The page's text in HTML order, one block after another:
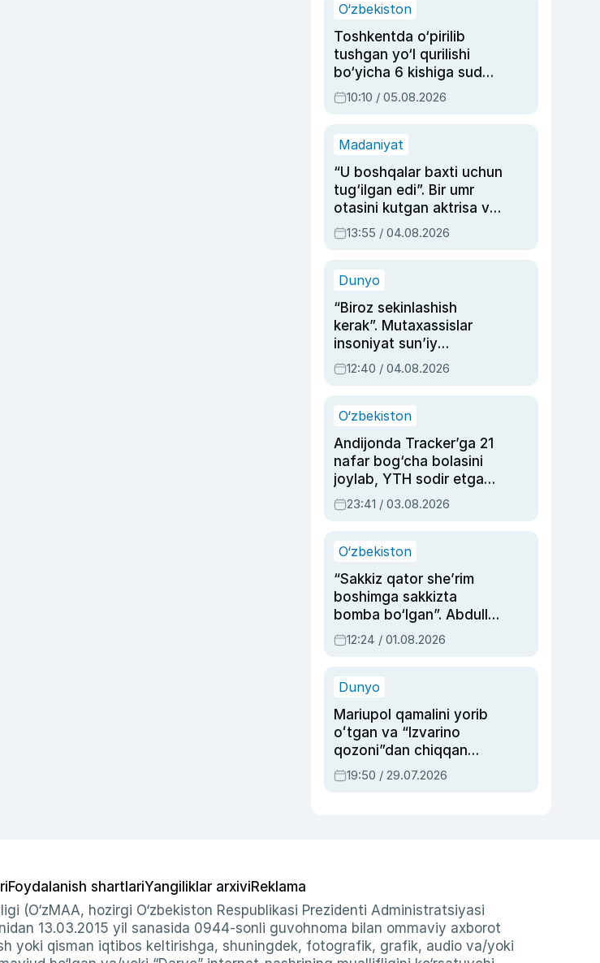
O‘zbekiston
Toshkentda o‘pirilib
tushgan yo‘l qurilishi
bo‘yicha 6 kishiga sud
hukmi o‘qildi
10:10 / 05.08.2026
Madaniyat
“U boshqalar baxti uchun
tug‘ilgan edi”. Bir umr
otasini kutgan aktrisa va
dublyaj ustasi Rimma
Ahmedovaning
13:55 / 04.08.2026
Dunyo
“Biroz sekinlashish
kerak”. Mutaxassislar
insoniyat sun’iy
intellektni boshqara
olmay qolishidan xavotir
12:40 / 04.08.2026
O‘zbekiston
Andijonda Tracker’ga 21
nafar bog‘cha bolasini
joylab, YTH sodir etgan
ayolga sud hukmi o‘qildi
23:41 / 03.08.2026
O‘zbekiston
“Sakkiz qator she’rim
boshimga sakkizta
bomba bo‘lgan”. Abdulla
Oripovni siyosiy
ayblovlardan asrab
12:24 / 01.08.2026
Dunyo
Mariupol qamalini yorib
oʻtgan va “Izvarino
qozoni”dan chiqqan
qahramon — Ukraina
armiyasi bosh
19:50 / 29.07.2026
Foydalanish shartlariYangiliklar arxiviReklama
(O‘zMAA, hozirgi O‘zbekiston Respublikasi Prezidenti Administratsiyasi
13.03.2015 yil sanasida 0944-sonli guvohnoma bilan ommaviy axborot
yoki qisman iqtibos keltirishga, shuningdek, fotografik, grafik, audio va/yoki